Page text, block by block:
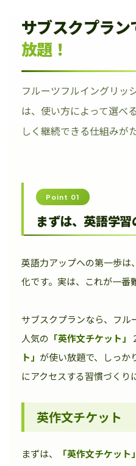
サブスクプラン
放題！
フルーツフルイングリッ
は、使い方によって選べ
しく継続できる仕組みが
Point 01
まずは、英語学
英語力アップへの第一歩は
化です。実は、これが一番
サブスクプランなら、フ
人気の 「英作文チケット」
ト」 が使い放題で、しっか
にアクセスする習慣づくり
英作文チケット
まずは、 「英作文チケット」